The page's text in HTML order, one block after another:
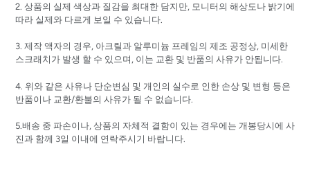
2. 상품의 실제 색상과 질감을 최대한 담지만, 모니터의 해상도나 밝기에
따라 실제와 다르게 보일 수 있습니다.
3. 제작 액자의 경우, 아크릴과 알루미늄 프레임의 제조 공정상, 미세한
스크래치가 발생 할 수 있으며, 이는 교환 및 반품의 사유가 안됩니다.
4. 위와 같은 사유나 단순변심 및 개인의 실수로 인한 손상 및 변형 등은
반품이나 교환/환불의 사유가 될 수 없습니다.
5.배송 중 파손이나, 상품의 자체적 결함이 있는 경우에는 개봉당시에 사
진과 함께 3일 이내에 연락주시기 바랍니다.